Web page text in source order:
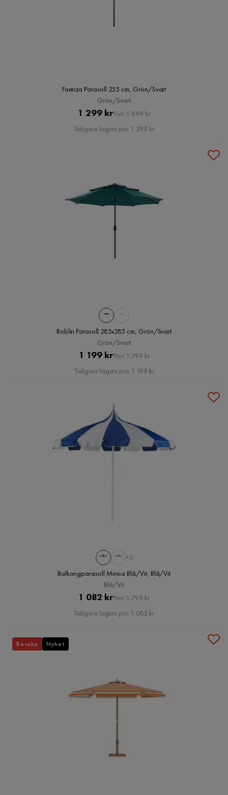
Faenza Parasoll 255 cm, Grön/Svart
Grön/Svart
Pris
1 299 krOriginal
Pris
Förr 1 899 kr
Tidigare lägsta pris 1 299 kr
Roblin Parasoll 285x285 cm, Grön/Svart
Grön/Svart
Pris
1 199 krOriginal
Pris
Förr 1 799 kr
Tidigare lägsta pris 1 199 kr
+3
Balkongparasoll Minoa Blå/Vit, Blå/Vit
Blå/Vit
Pris
1 082 krOriginal
Pris
Förr 1 799 kr
Tidigare lägsta pris 1 082 kr
Bevaka Nyhet